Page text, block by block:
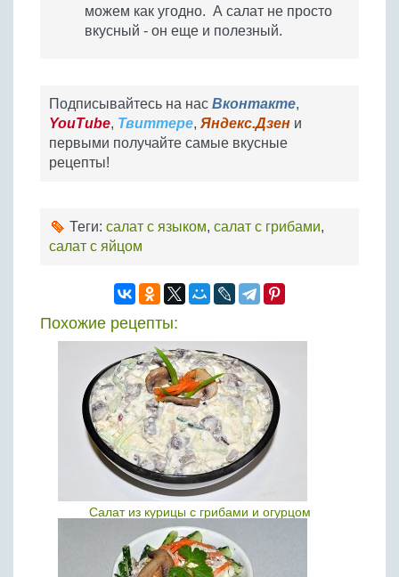
можем как угодно. А салат не просто
вкусный - он еще и полезный.
Подписывайтесь на нас Вконтакте,
YouTube, Твиттере, Яндекс.Дзен и
первыми получайте самые вкусные
рецепты!
Теги: салат с языком, салат с грибами,
салат с яйцом
Похожие рецепты:
Салат из курицы с грибами и огурцом